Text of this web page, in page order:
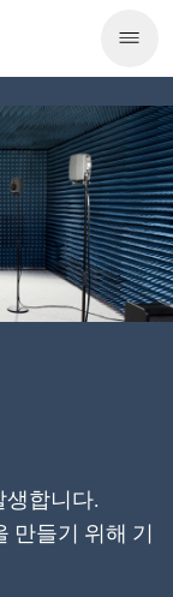
생합니다.
만들기 위해 기